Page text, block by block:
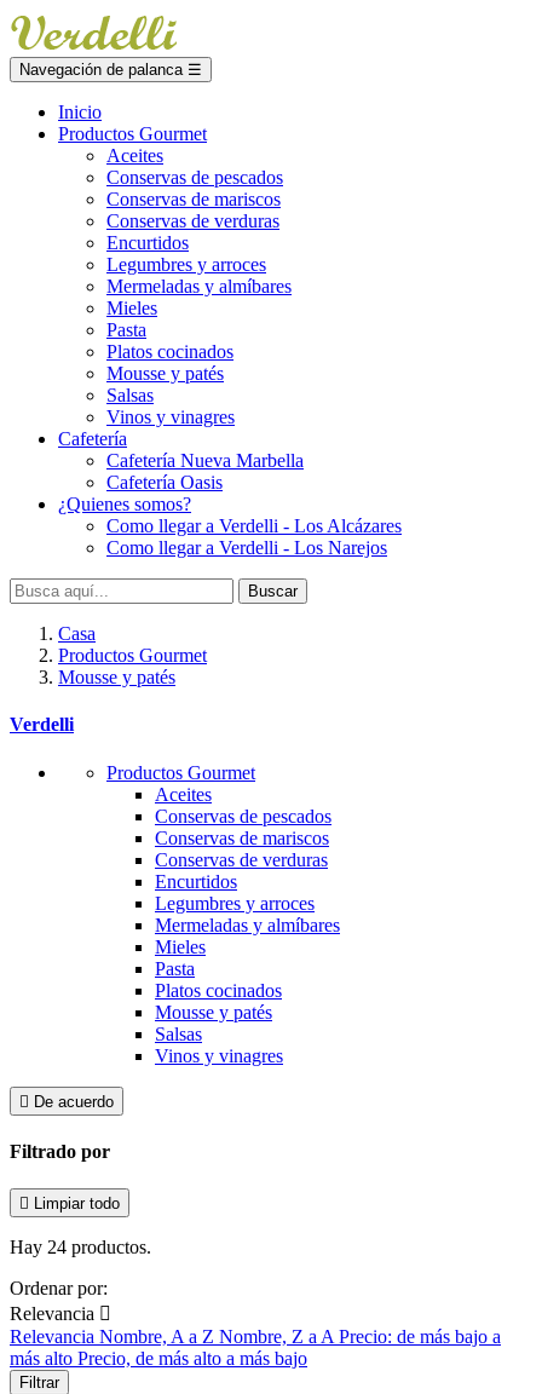
Navegación de palanca ☰
Inicio
Productos Gourmet
Aceites
Conservas de pescados
Conservas de mariscos
Conservas de verduras
Encurtidos
Legumbres y arroces
Mermeladas y almíbares
Mieles
Pasta
Platos cocinados
Mousse y patés
Salsas
Vinos y vinagres
Cafetería
Cafetería Nueva Marbella
Cafetería Oasis
¿Quienes somos?
Como llegar a Verdelli - Los Alcázares
Como llegar a Verdelli - Los Narejos
Buscar
Casa
Productos Gourmet
Mousse y patés
Verdelli
Productos Gourmet
Aceites
Conservas de pescados
Conservas de mariscos
Conservas de verduras
Encurtidos
Legumbres y arroces
Mermeladas y almíbares
Mieles
Pasta
Platos cocinados
Mousse y patés
Salsas
Vinos y vinagres
 De acuerdo
Filtrado por
 Limpiar todo
Hay 24 productos.
Ordenar por:
Relevancia 
Relevancia Nombre, A a Z Nombre, Z a A Precio: de más bajo a
más alto Precio, de más alto a más bajo
Filtrar